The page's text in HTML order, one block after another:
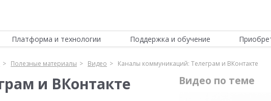
Платформа и технологии Поддержка и обучение
Полезные материалы Видео Каналы коммуникаций: Телеграм и ВКонтакте
и ВКонтакте Видео по теме